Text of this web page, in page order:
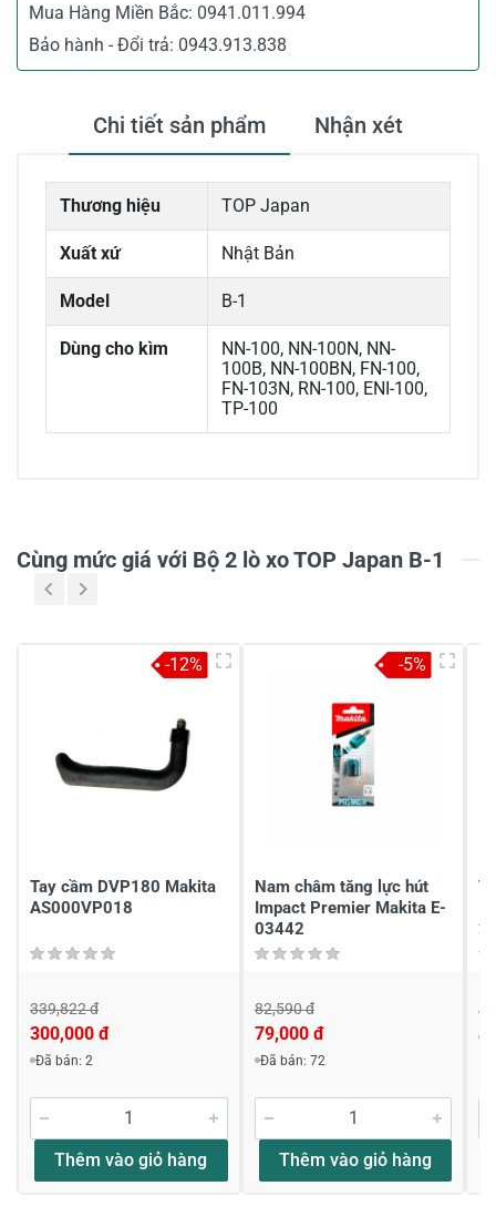
Mua Hàng Miền Bắc: 0941.011.994
Bảo hành - Đổi trả: 0943.913.838
Chi tiết sản phẩm Nhận xét
Thương hiệu TOP Japan
Xuất xứ Nhật Bản
Model B-1
Dùng cho kìm
NN-100, NN-100N, NN-
100B, NN-100BN, FN-100,
FN-103N, RN-100, ENI-100,
TP-100
-
-
-
Viết nhận xét của bạn
Đánh giá sao
Cùng mức giá với Bộ 2 lò xo TOP Japan B-1
Tay cầm DVP180 Makita
AS000VP018
339,822 đ
300,000 đ
Đã bán: 2
Thêm vào giỏ hàng
-12%
Nam châm tăng lực hút
Impact Premier Makita E-
03442
82,590 đ
79,000 đ
Đã bán: 72
Thêm vào giỏ hàng
-5%